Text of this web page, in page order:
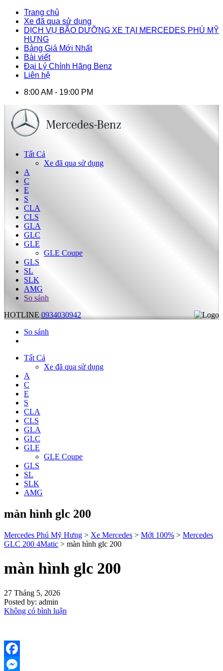
Trang chủ
Xe đã qua sử dụng
DỊCH VỤ BÃO DƯỠNG XE TẠI MERCEDES PHÚ MỸ
HƯNG
Bảng Giá Mới Nhất
Bài viết
Đại Lý Chính Hãng Benz
Liên hệ
8:00 AM - 19:00 PM
Tất Cả
Xe đã qua sử dụng
A
C
E
S
CLA
CLS
GLA
GLC
GLE
GLE Coupe
GLS
SL
SLK
AMG
So sánh
HOTLINE 0934030942
So sánh
Tất Cả
Xe đã qua sử dụng
A
C
E
S
CLA
CLS
GLA
GLC
GLE
GLE Coupe
GLS
SL
SLK
AMG
màn hình glc 200
Mercedes Phú Mỹ Hưng > Xe Mercedes > Mới 100% > Mercedes
GLC 200 4Matic > màn hình glc 200
màn hình glc 200
27 Tháng 5, 2026
Posted by: admin
Không có bình luận
Facebook